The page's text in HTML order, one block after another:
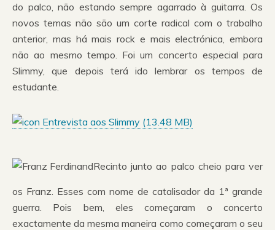
do palco, não estando sempre agarrado à guitarra. Os
novos temas não são um corte radical com o trabalho
anterior, mas há mais rock e mais electrónica, embora
não ao mesmo tempo. Foi um concerto especial para
Slimmy, que depois terá ido lembrar os tempos de
estudante.
Entrevista aos Slimmy (13.48 MB)
Recinto junto ao palco cheio para ver
os Franz. Esses com nome de catalisador da 1ª grande
guerra. Pois bem, eles começaram o concerto
exactamente da mesma maneira como começaram o seu